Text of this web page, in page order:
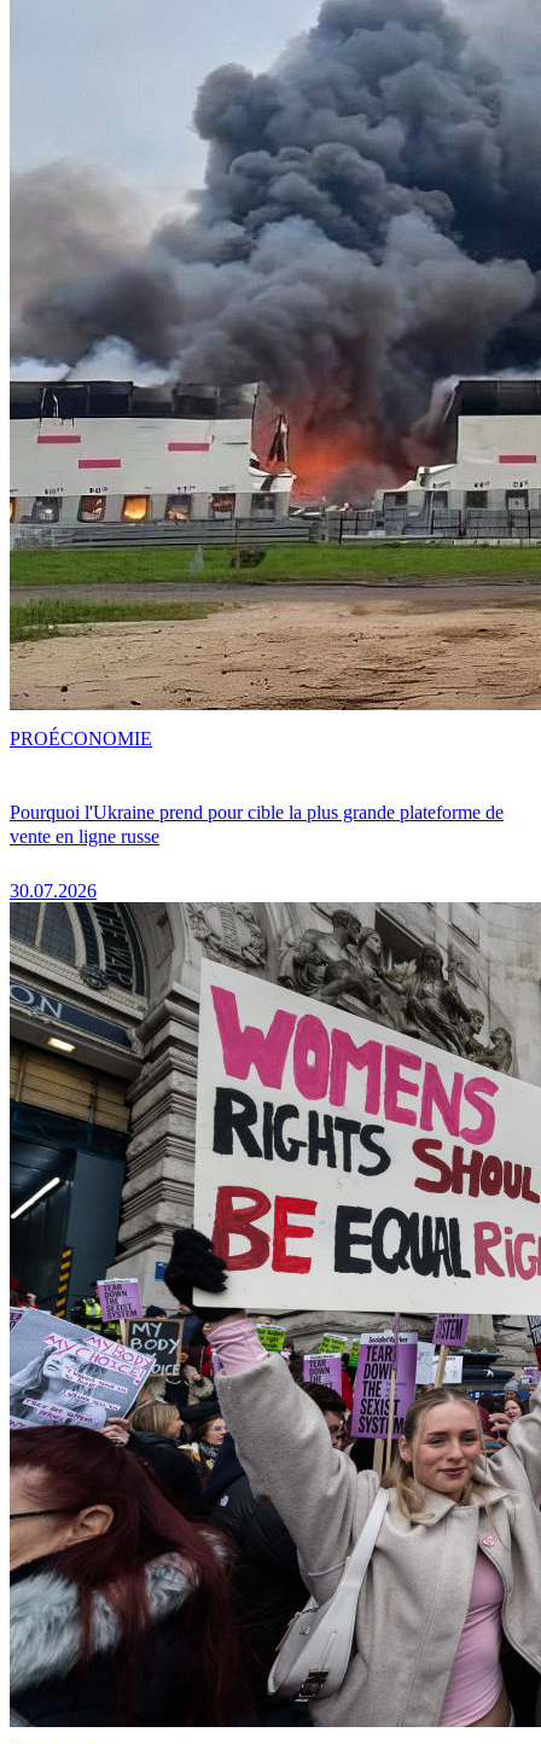
Pourquoi l'Ukraine prend pour cible la plus grande plateforme de
vente en ligne russe
30.07.2026
PROÉCONOMIE